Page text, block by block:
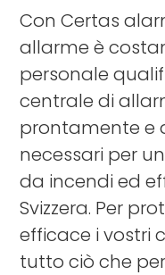
Con Certas
allarme è
personale
centrale di
prontamente e
necessari per
da incendi ed
Svizzera. Per
efficace i vostri
tutto ciò che